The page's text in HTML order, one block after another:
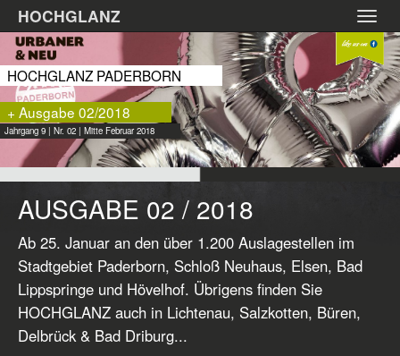
Zum
Hauptinhalt
springen
HOCHGLANZ
HOCHGLANZ PADERBORN
+ Ausgabe 02/2018
Jahrgang 9 | Nr. 02 | Mitte Februar 2018
AUSGABE 02 / 2018
Ab 25. Januar an den über 1.200 Auslagestellen im
Stadtgebiet Paderborn, Schloß Neuhaus, Elsen, Bad
Lippspringe und Hövelhof. Übrigens finden Sie
HOCHGLANZ auch in Lichtenau, Salzkotten, Büren,
Delbrück & Bad Driburg...